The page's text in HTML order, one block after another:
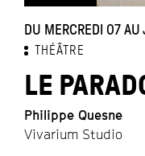
DU MERCREDI 07
THÉÂTRE
LE
Philippe Quesne
Vivarium Studio